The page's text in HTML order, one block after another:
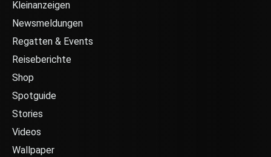
Kleinanzeigen
Newsmeldungen
Regatten & Events
Reiseberichte
Shop
Spotguide
Stories
Videos
Wallpaper